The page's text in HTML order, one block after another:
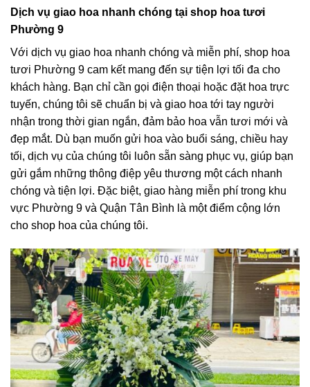
Dịch vụ giao hoa nhanh chóng tại shop hoa tươi
Phường 9
Với dịch vụ giao hoa nhanh chóng và miễn phí, shop hoa
tươi Phường 9 cam kết mang đến sự tiện lợi tối đa cho
khách hàng. Bạn chỉ cần gọi điện thoại hoặc đặt hoa trực
tuyến, chúng tôi sẽ chuẩn bị và giao hoa tới tay người
nhận trong thời gian ngắn, đảm bảo hoa vẫn tươi mới và
đẹp mắt. Dù bạn muốn gửi hoa vào buổi sáng, chiều hay
tối, dịch vụ của chúng tôi luôn sẵn sàng phục vụ, giúp bạn
gửi gắm những thông điệp yêu thương một cách nhanh
chóng và tiện lợi. Đặc biệt, giao hàng miễn phí trong khu
vực Phường 9 và Quận Tân Bình là một điểm cộng lớn
cho shop hoa của chúng tôi.